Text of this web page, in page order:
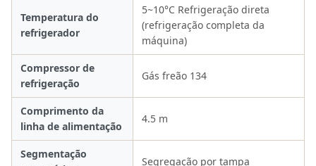
Temperatura do
refrigerador
5~10°C Refrigeração direta
(refrigeração completa da
máquina)
Compressor de
refrigeração
Gás freão 134
Comprimento da
linha de alimentação
4.5 m
Segmentação
Segregação por tampa